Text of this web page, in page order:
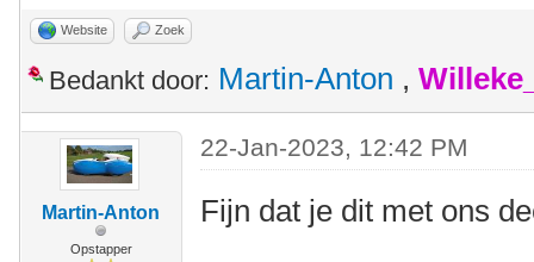
Website Zoek
Bedankt door: Martin-Anton ,
Martin-Anton
Opstapper
22-Jan-2023, 12:42 PM
Fijn dat je dit met ons